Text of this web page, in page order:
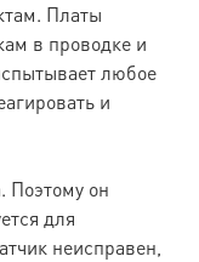
Платы
в проводке и
любое
и
Поэтому он
для
неисправен,